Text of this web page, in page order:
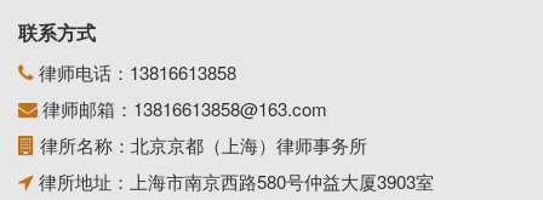
联系方式
律师电话： 13816613858
律师邮箱： 13816613858@163.com
律所名称：北京京都（上海）律师事务所
律所地址：上海市南京西路580号仲益大厦3903室